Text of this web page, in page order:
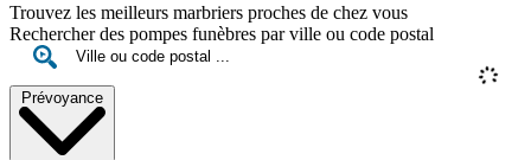
Trouvez les meilleurs marbriers proches de chez vous
Rechercher des pompes funèbres par ville ou code postal
Prévoyance